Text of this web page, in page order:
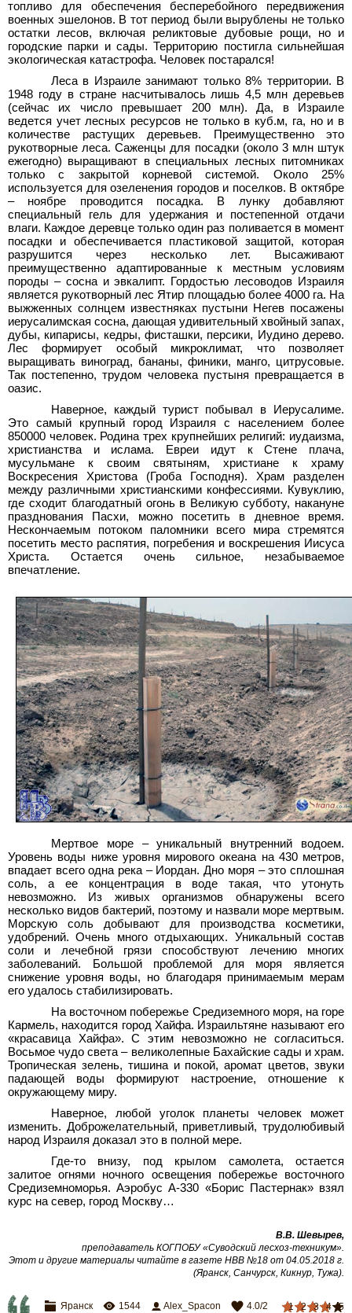
топливо для обеспечения бесперебойного передвижения
военных эшелонов. В тот период были вырублены не только
остатки лесов, включая реликтовые дубовые рощи, но и
городские парки и сады. Территорию постигла сильнейшая
экологическая катастрофа. Человек постарался!
Леса в Израиле занимают только 8% территории. В
1948 году в стране насчитывалось лишь 4,5 млн деревьев
(сейчас их число превышает 200
млн). Да, в Израиле
ведется учет лесных ресурсов не только в куб.м, га, но и в
количестве растущих деревьев. Преимущественно это
рукотворные леса. Саженцы для посадки (около 3 млн штук
ежегодно) выращивают в специальных лесных питомниках
только с закрытой корневой системой. Около 25%
используется для озеленения городов и поселков. В октябре
– ноябре проводится посадка. В лунку добавляют
специальный гель для удержания и постепенной отдачи
влаги. Каждое деревце только один раз поливается в момент
посадки и обеспечивается пластиковой защитой, которая
разрушится через несколько лет. Высаживают
преимущественно адаптированные к местным условиям
породы – сосна и эвкалипт. Гордостью лесоводов Израиля
является рукотворный лес Ятир площадью более 4000 га. На
выжженных солнцем известняках пустыни Негев посажены
иерусалимская сосна, дающая удивительный хвойный запах,
дубы, кипарисы, кедры, фисташки, персики, Иудино дерево.
Лес формирует особый микроклимат, что позволяет
выращивать виноград, бананы, финики, манго, цитрусовые.
Так постепенно, трудом человека пустыня превращается в
оазис.
Наверное, каждый турист побывал в Иерусалиме.
Это самый крупный город Израиля с населением более
850000 человек. Родина трех крупнейших религий: иудаизма,
христианства и ислама. Евреи идут к Стене плача,
мусульмане к своим святыням, христиане к храму
Воскресения Христова (Гроба Господня). Храм разделен
между различными христианскими конфессиями. Кувуклию,
где сходит благодатный огонь в Великую субботу, накануне
празднования Пасхи, можно посетить в дневное время.
Нескончаемым потоком паломники всего мира стремятся
посетить место распятия, погребения и воскрешения Иисуса
Христа. Остается очень сильное, незабываемое
впечатление.
Мертвое море – уникальный внутренний водоем.
Уровень воды ниже уровня мирового океана на 430 метров,
впадает всего одна река – Иордан. Дно моря – это сплошная
соль, а ее концентрация в воде такая, что утонуть
невозможно. Из живых организмов обнаружены всего
несколько видов бактерий, поэтому и назвали море мертвым.
Морскую соль добывают для производства косметики,
удобрений. Очень много отдыхающих. Уникальный состав
соли и лечебной грязи способствуют лечению многих
заболеваний. Большой проблемой для моря является
снижение уровня воды, но благодаря принимаемым мерам
его удалось стабилизировать.
На восточном побережье Средиземного моря, на горе
Кармель, находится город Хайфа. Израильтяне называют его
«красавица Хайфа». С этим невозможно не согласиться.
Восьмое чудо света – великолепные Бахайские сады и храм.
Тропическая зелень, тишина и покой, аромат цветов, звуки
падающей воды формируют настроение, отношение к
окружающему миру.
Наверное, любой уголок планеты человек может
изменить. Доброжелательный, приветливый, трудолюбивый
народ Израиля доказал это в полной мере.
Где-то внизу, под крылом самолета, остается
залитое огнями ночного освещения побережье восточного
Средиземноморья. Аэробус А-330 «Борис Пастернак» взял
курс на север, город Москву…
В.В. Шевырев,
преподаватель КОГПОБУ «Суводский лесхоз-техникум».
Этот и другие материалы читайте в газете НВВ №18 от 04.05.2018 г.
(Яранск, Санчурск, Кикнур, Тужа).
1 2 3 4 5
Яранск 1544 Alex_Spacon 4.0/2